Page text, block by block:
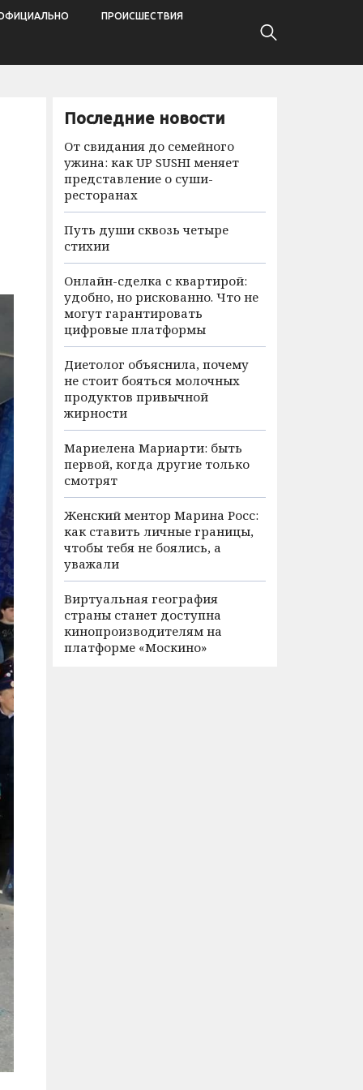
ПРОИСШЕСТВИЯ
Последние новости
От свидания до семейного
ужина: как UP SUSHI меняет
представление о суши-
ресторанах
Путь души сквозь четыре
стихии
Онлайн-сделка с квартирой:
удобно, но рискованно. Что не
могут гарантировать
цифровые платформы
Диетолог объяснила, почему
не стоит бояться молочных
продуктов привычной
жирности
Мариелена Мариарти: быть
первой, когда другие только
смотрят
Женский ментор Марина Росс:
как ставить личные границы,
чтобы тебя не боялись, а
уважали
Виртуальная география
страны станет доступна
кинопроизводителям на
платформе «Москино»